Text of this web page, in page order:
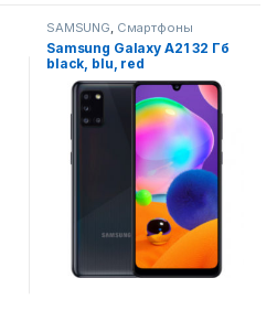
SAMSUNG, Смартфоны
Samsung Galaxy A21 32 Гб
black, blu, red